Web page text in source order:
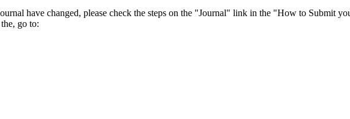
have changed, please check the steps on the "Journal" link in the "How to Submit
go to: